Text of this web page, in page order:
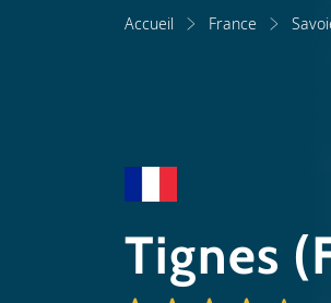
Accueil France
Tignes